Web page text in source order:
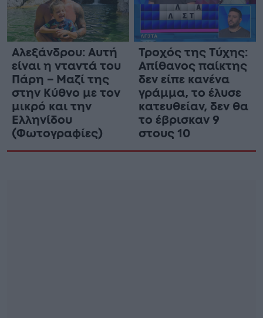
Αλεξάνδρου: Αυτή
είναι η νταντά του
Πάρη – Μαζί της
στην Κύθνο με τον
μικρό και την
Ελληνίδου
(Φωτογραφίες)
Τροχός της Τύχης:
Απίθανος παίκτης
δεν είπε κανένα
γράμμα, το έλυσε
κατευθείαν, δεν θα
το έβρισκαν 9
στους 10